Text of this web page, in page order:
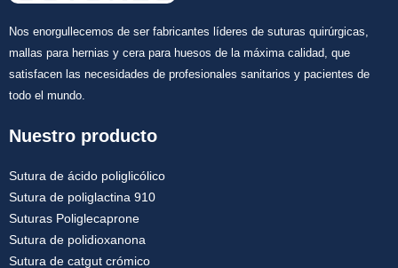
Nos enorgullecemos de ser fabricantes líderes de suturas quirúrgicas,
mallas para hernias y cera para huesos de la máxima calidad, que
satisfacen las necesidades de profesionales sanitarios y pacientes de
todo el mundo.
Nuestro producto
Sutura de ácido poliglicólico
Sutura de poliglactina 910
Suturas Poliglecaprone
Sutura de polidioxanona
Sutura de catgut crómico